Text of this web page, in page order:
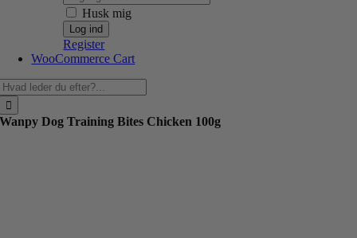
Husk mig
Register
WooCommerce Cart
Wanpy Dog Training Bites Chicken 100g